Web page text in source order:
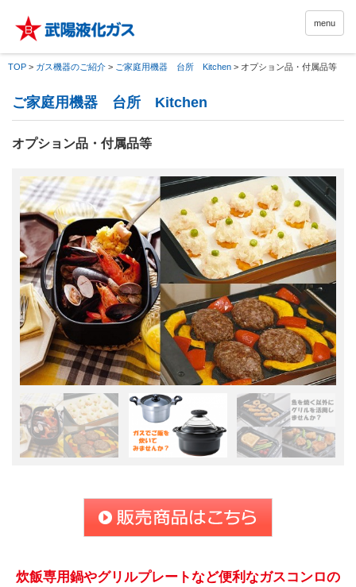
menu
TOP > ガス機器のご紹介 > ご家庭用機器 台所 Kitchen > オプション品・付属品等
ご家庭用機器 台所 Kitchen
オプション品・付属品等
炊飯専用鍋やグリルプレートなど便利なガスコンロの